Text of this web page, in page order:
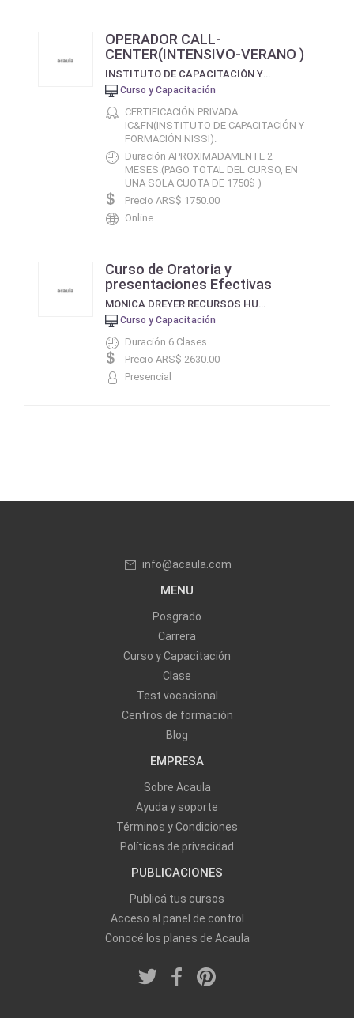
OPERADOR CALL-
CENTER(INTENSIVO-VERANO )
INSTITUTO DE CAPACITACIÓN Y FORMACIÓN NISSI
Curso y Capacitación
CERTIFICACIÓN PRIVADA
IC&FN(INSTITUTO DE CAPACITACIÓN Y
FORMACIÓN NISSI).
Duración APROXIMADAMENTE 2
MESES.(PAGO TOTAL DEL CURSO, EN
UNA SOLA CUOTA DE 1750$ )
Precio ARS$ 1750.00
Online
Curso de Oratoria y
presentaciones Efectivas
MONICA DREYER RECURSOS HUMANOS & CAPACITACIÓN
Curso y Capacitación
Duración 6 Clases
Precio ARS$ 2630.00
Presencial
info@acaula.com
MENU
Posgrado
Carrera
Curso y Capacitación
Clase
Test vocacional
Centros de formación
Blog
EMPRESA
Sobre Acaula
Ayuda y soporte
Términos y Condiciones
Políticas de privacidad
PUBLICACIONES
Publicá tus cursos
Acceso al panel de control
Conocé los planes de Acaula